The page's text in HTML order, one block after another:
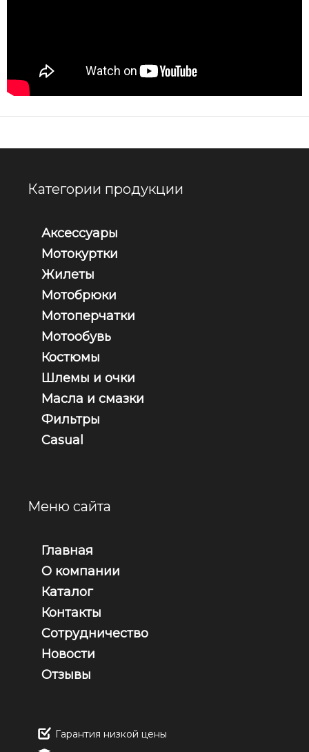
Категории продукции
Аксессуары
Мотокуртки
Жилеты
Мотобрюки
Мотоперчатки
Мотообувь
Костюмы
Шлемы и очки
Масла и смазки
Фильтры
Casual
Меню сайта
Главная
О компании
Каталог
Контакты
Сотрудничество
Новости
Отзывы
Гарантия низкой цены